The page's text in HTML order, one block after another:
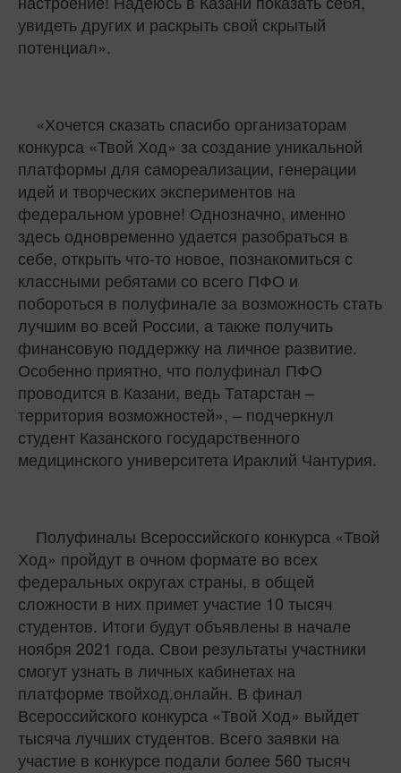
увидеть других и раскрыть свой скрытый
потенциал».
«Хочется сказать спасибо организаторам
конкурса «Твой Ход» за создание уникальной
платформы для самореализации, генерации
идей и творческих экспериментов на
федеральном уровне! Однозначно, именно
здесь одновременно удается разобраться в
себе, открыть что-то новое, познакомиться с
классными ребятами со всего ПФО и
побороться в полуфинале за возможность стать
лучшим во всей России, а также получить
финансовую поддержку на личное развитие.
Особенно приятно, что полуфинал ПФО
проводится в Казани, ведь Татарстан –
территория возможностей», – подчеркнул
студент Казанского государственного
медицинского университета Ираклий Чантурия.
Полуфиналы Всероссийского конкурса «Твой
Ход» пройдут в очном формате во всех
федеральных округах страны, в общей
сложности в них примет участие 10 тысяч
студентов. Итоги будут объявлены в начале
ноября 2021 года. Свои результаты участники
смогут узнать в личных кабинетах на
платформе твойход.онлайн. В финал
Всероссийского конкурса «Твой Ход» выйдет
тысяча лучших студентов. Всего заявки на
участие в конкурсе подали более 560 тысяч